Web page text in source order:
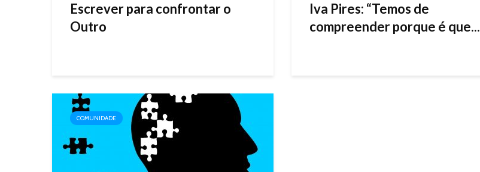
Escrever para confrontar o
Outro
Iva Pires: “Temos de
compreender porque é que...
COMUNIDADE